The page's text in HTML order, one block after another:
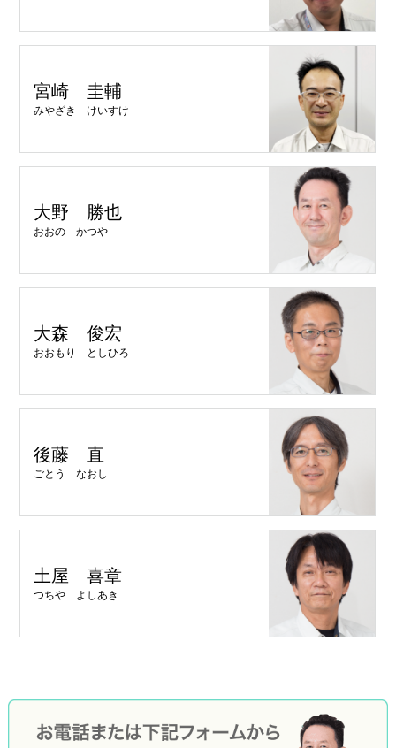
宮崎 圭輔
みやざき けいすけ
大野 勝也
おおの かつや
大森 俊宏
おおもり としひろ
後藤 直
ごとう なおし
土屋 喜章
つちや よしあき